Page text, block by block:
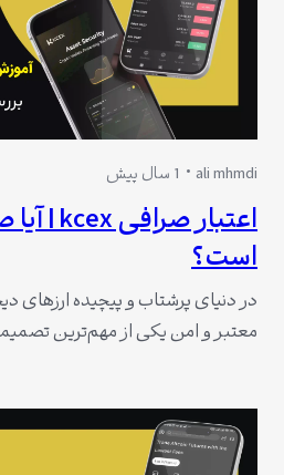
ali mhmdi 1 سال پیش
است؟
در دنیای پرشتاب و پیچیده ارزهای
معتبر و امن یکی از مهم‌ترین
شده است. یکی از صرافی‌های
می‌خورد، صرافی Kcex…